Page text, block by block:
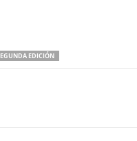
EDICIÓN